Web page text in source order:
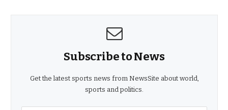
Subscribe to News
Get the latest sports news from NewsSite about world,
sports and politics.